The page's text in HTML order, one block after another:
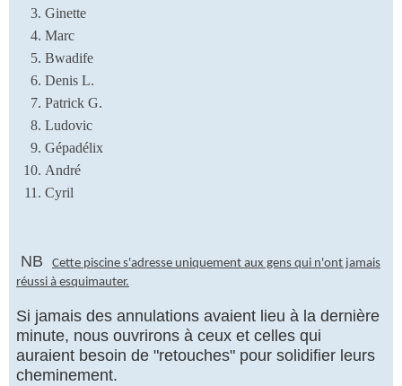
Ginette
Marc
Bwadife
Denis L.
Patrick G.
Ludovic
Gépadélix
André
Cyril
NB
Cette piscine s'adresse uniquement aux gens qui n'ont jamais
réussi à esquimauter.
Si jamais des annulations avaient lieu à la dernière
minute, nous ouvrirons à ceux et celles qui
auraient besoin de "retouches" pour solidifier leurs
cheminement.